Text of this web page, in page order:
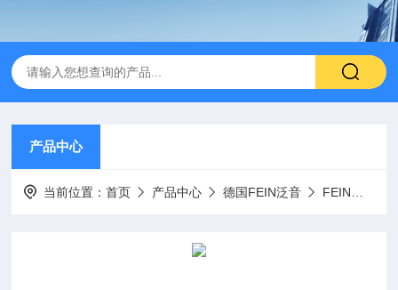
产品中心
当前位置：首页 产品中心 德国FEIN泛音 FEIN电动工具